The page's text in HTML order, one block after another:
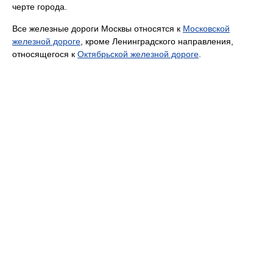
черте города.
Все железные дороги Москвы относятся к Московской
железной дороге, кроме Ленинградского направления,
относящегося к Октябрьской железной дороге.